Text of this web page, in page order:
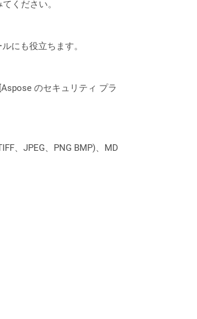
ください。
にも役立ちます。
のセキュリティ プラ
、JPEG、PNG BMP)、MD